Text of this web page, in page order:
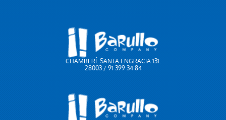
CHAMBERÍ: SANTA ENGRACIA 131.
28003 / 91 399 34 84